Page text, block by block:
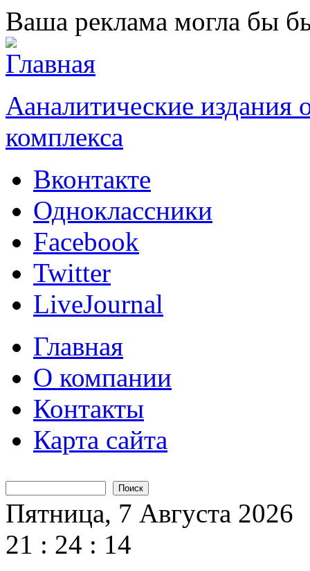
Перейти к основному содержанию
Ваша реклама могла бы
Ааналитические
комплекса
Вконтакте
Одноклассники
Facebook
Twitter
LiveJournal
Главная
О компании
Контакты
Карта сайта
Форма поиска
Пятница, 7 Августа 2026
21 : 24 : 14